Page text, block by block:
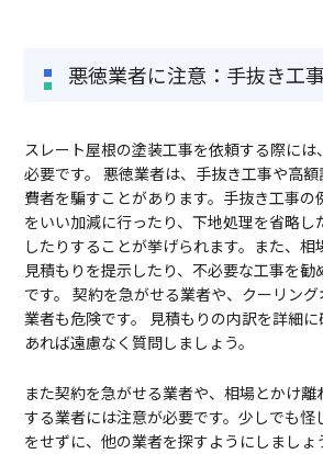
悪徳業者に注意：手抜き工
スレート屋根の塗装工事を依頼する際に
必要です。 悪徳業者は、手抜き工事や高
費者を騙すことがあります。手抜き工事の
をいい加減に行ったり、下地処理を省略し
したりすることが挙げられます。また、
見積もりを提示したり、不必要な工事を勧
です。 契約を急がせる業者や、クーリン
業者も危険です。 見積もりの内訳を詳細
あれば遠慮なく質問しましょう。
また契約を急がせる業者や、相場とかけ
する業者には注意が必要です。少しでも怪
をせずに、他の業者を探すようにしましょ